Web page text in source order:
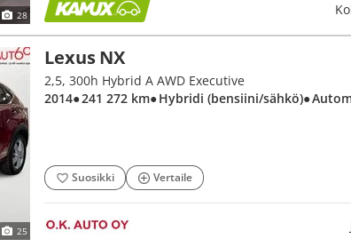
28
25
Lexus NX
2,5, 300h Hybrid A AWD Executive
2014● 241 272 km● Hybridi (bensiini/sähkö)●
Suosikki Vertaile